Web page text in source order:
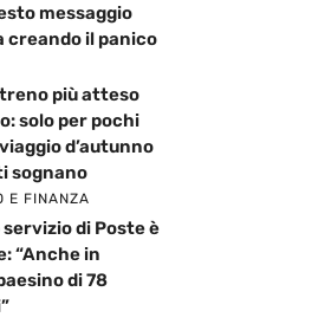
messaggio
creando il panico
più atteso
solo per pochi
d’autunno
sognano
E FINANZA
di Poste è
“Anche in
di 78